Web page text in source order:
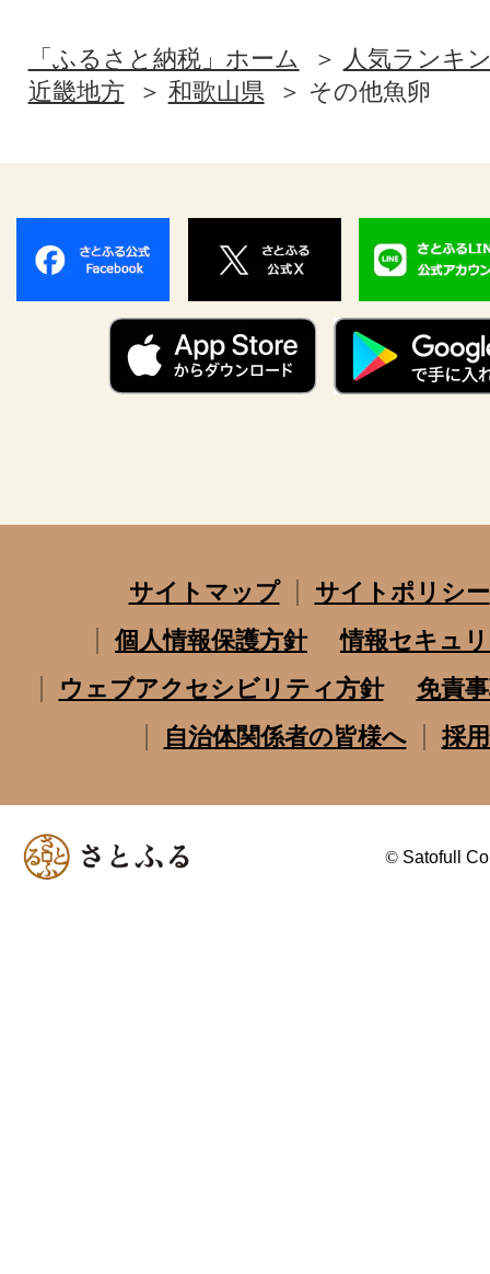
「ふるさと納税」ホーム
人気ランキ
近畿地方
和歌山県 その他魚卵
サイトマップ
サイトポリシー
個人情報保護方針
情報セキュ
ウェブアクセシビリティ方針
免責
自治体関係者の皆様へ
採
© Satofull